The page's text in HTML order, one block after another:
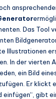
Das Tool
Illustrationen
In der vierten
ein Bild
Er klickt
einfügen“, gibt